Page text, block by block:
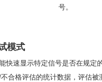
号。
模式
快速显示特定信号是否在规定
合格评估的统计数据，评估被